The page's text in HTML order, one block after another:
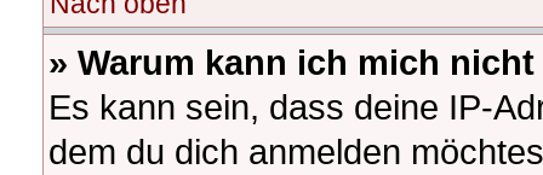
» Warum kann ich mich
Es kann sein, dass deine IP-
dem du dich anmelden